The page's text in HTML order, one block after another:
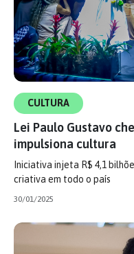
CULTURA
Lei Paulo Gustavo
impulsiona cultura
Iniciativa injeta R$ 4,1
criativa em todo o país
30/01/2025